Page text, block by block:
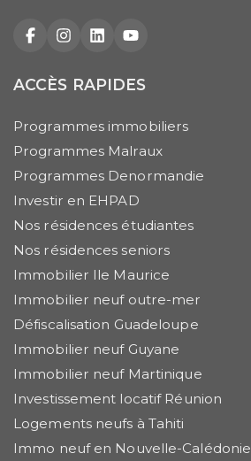
FacebookInstagram
LinkedInYouTube
ACCÈS RAPIDES
Programmes immobiliers
Programmes Malraux
Programmes Denormandie
Investir en EHPAD
Nos résidences étudiantes
Nos résidences seniors
Immobilier Ile Maurice
Immobilier neuf outre-mer
Défiscalisation Guadeloupe
Immobilier neuf Guyane
Immobilier neuf Martinique
Investissement locatif Réunion
Logements neufs à Tahiti
Immo neuf en Nouvelle-Calédonie